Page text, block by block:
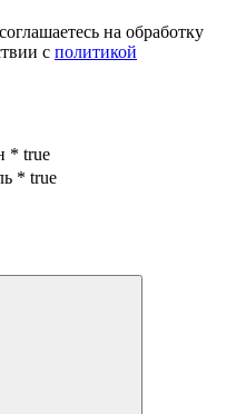
на обработку
с политикой
* true
* true